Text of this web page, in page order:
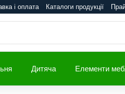
і оплата Каталоги продукції
Дитяча Елементи